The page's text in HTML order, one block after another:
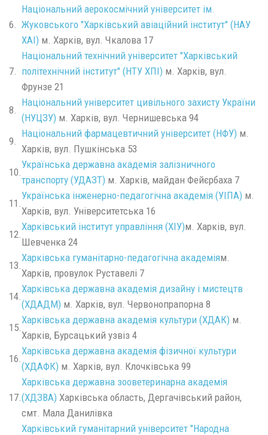
6.
Національний аерокосмічний університет ім.
Жуковського "Харківський авіаційний інститут" (НАУ
ХАІ) м. Харків, вул. Чкалова 17
7.
Національний технічний університет "Харківський
політехнічний інститут" (НТУ ХПІ) м. Харків, вул.
Фрунзе 21
8.
Національний університет цивільного захисту України
(НУЦЗУ) м. Харків, вул. Чернишевська 94
9.
Національний фармацевтичний університет (НФУ) м.
Харків, вул. Пушкінська 53
10.
Українська державна академія залізничного
транспорту (УДАЗТ) м. Харків, майдан Фейєрбаха 7
11.
Українська інженерно-педагогічна академія (УІПА) м.
Харків, вул. Університетська 16
12.
Харкiвський iнститут управлiння (ХІУ)м. Харкiв, вул.
Шевченка 24
13.
Харківська гуманітарно-педагогічна академіям.
Харків, провулок Руставелі 7
14.
Харківська державна академія дизайну і мистецтв
(ХДАДМ) м. Харків, вул. Червонопрапорна 8
15.
Харківська державна академія культури (ХДАК) м.
Харків, Бурсацький узвіз 4
16.
Харківська державна академія фізичної культури
(ХДАФК) м. Харків, вул. Клочківська 99
17.
Харківська державна зооветеринарна академія
(ХДЗВА) Харківська область, Дергачівський район,
смт. Мала Данилівка
Харківський гуманітарний університет "Народна